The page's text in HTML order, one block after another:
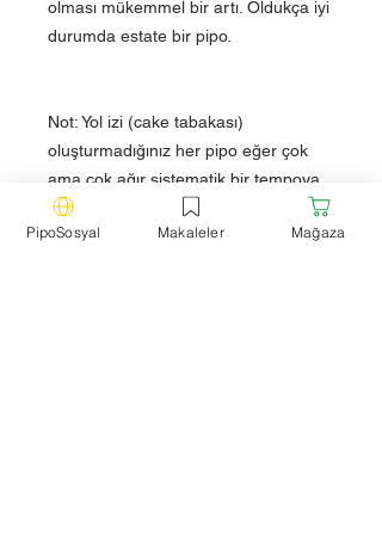
olması mükemmel bir artı. Oldukça iyi
durumda estate bir pipo.
Not: Yol izi (cake tabakası)
oluşturmadığınız her pipo eğer çok
ama çok ağır sistematik bir tempoya
sahip değilseniz, ısınır. Isınma, yol izi
olmayan pipolar için bir kıstas değildir.
PipoSosyal Makaleler Mağaza